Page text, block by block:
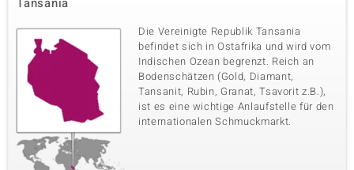
Die Vereinigte Republik Tansania
befindet sich in Ostafrika und wird vom
Indischen Ozean begrenzt. Reich an
Bodenschätzen (Gold, Diamant,
Tansanit, Rubin, Granat, Tsavorit z.B.),
ist es eine wichtige Anlaufstelle für den
internationalen Schmuckmarkt.